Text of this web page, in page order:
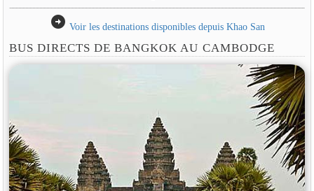
arrow_circle_right Voir les destinations disponibles depuis Khao San
BUS DIRECTS DE BANGKOK AU CAMBODGE